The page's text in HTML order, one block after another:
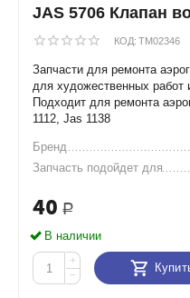
JAS 5706 Клапан
КОД: TM02346
Запчасти для ремонта
для художественных работ
Подходит для ремонта
1112, Jas 1138
Бренд
Запчасть подойдет для
40 Р
В наличии
+
−